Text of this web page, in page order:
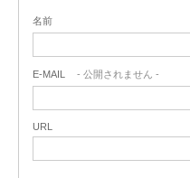
名前
E-MAIL - 公開されません -
URL